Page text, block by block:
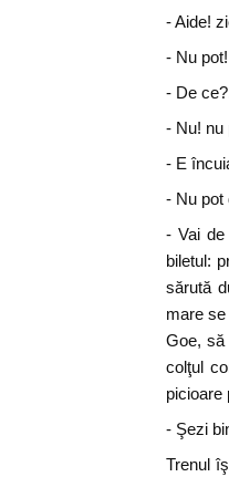
- Aide!
- Nu
- De
- Nu! nu
- E
- Nu pot
- Vai de
biletul:
sărută
mare
Goe, să
colţul
picioare
- Şezi
Trenul